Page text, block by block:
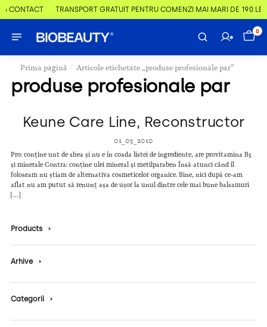
CONTACT TRANSPORT GRATUIT PENTRU COMENZI MAI MARI DE 190 LEI
0
Prima pagină / Articole etichetate „produse profesionale par”
produse profesionale par
Keune Care Line, Reconstructor
01_03_2010
Pro: conține unt de shea și nu e în coada listei de ingrediente, are provitamina B5
și minerale Contra: conține ulei mineral și metilparaben Însă atunci când îl
foloseam nu știam de alternativa cosmeticelor organice. Bine, nici după ce-am
aflat nu am putut să renunț așa de ușor la unul dintre cele mai bune balsamuri
[…]
Products ›
Arhive ›
Categorii ›